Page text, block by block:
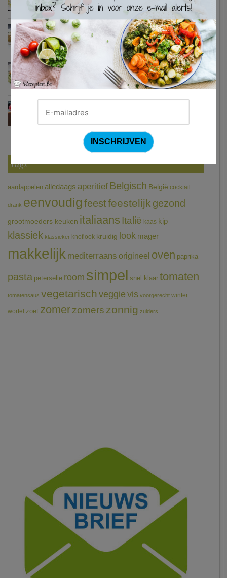
Zweedse gehaktballetjes
Courgetti met paprikasaus en halloumi (Sandra Bekkari)
Tags
aardappelen alledaags aperitief Belgisch België cocktail
drank eenvoudigfeestfeestelijk gezond
grootmoeders keuken italiaans Italië kaas kip
klassiek klassieker knoflook kruidig look mager
makkelijk mediterraans origineel oven paprika
pasta peterselie room simpel snel klaar tomaten
tomatensaus vegetarischveggie vis voorgerecht winter
wortel zoet zomerzomers zonnig zuiders